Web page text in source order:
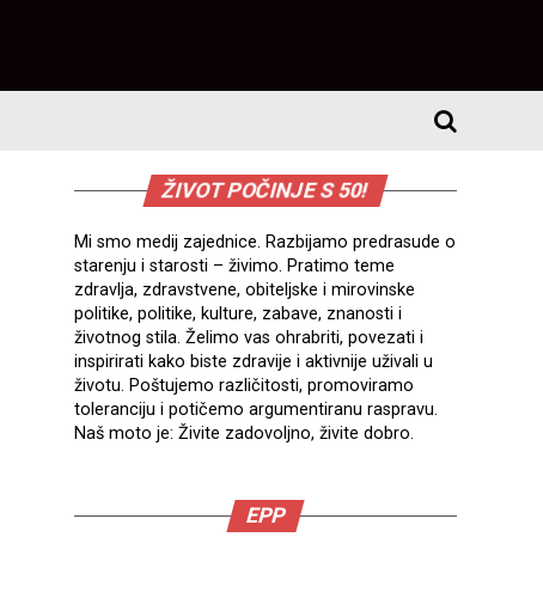
ŽIVOT POČINJE S 50!
Mi smo medij zajednice. Razbijamo predrasude o
starenju i starosti – živimo. Pratimo teme
zdravlja, zdravstvene, obiteljske i mirovinske
politike, politike, kulture, zabave, znanosti i
životnog stila. Želimo vas ohrabriti, povezati i
inspirirati kako biste zdravije i aktivnije uživali u
životu. Poštujemo različitosti, promoviramo
toleranciju i potičemo argumentiranu raspravu.
Naš moto je: Živite zadovoljno, živite dobro.
EPP